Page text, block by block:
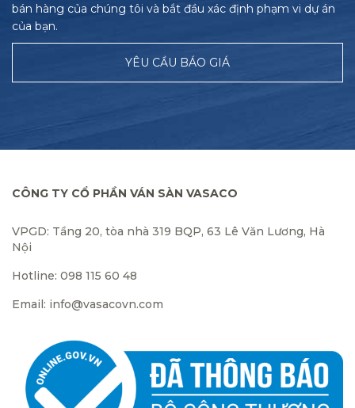
bán hàng của chúng tôi và bắt đầu xác định phạm vi dự án
của bạn.
YÊU CẦU BÁO GIÁ
CÔNG TY CỔ PHẦN VÁN SÀN VASACO
VPGD: Tầng 20, tòa nhà 319 BQP, 63 Lê Văn Lương, Hà
Nội
Hotline: 098 115 60 48
Email: info@vasacovn.com